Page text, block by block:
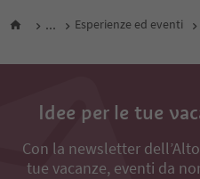
... Esperienze ed eventi
Idee per le tue
Con la newsletter
tue vacanze, eventi da